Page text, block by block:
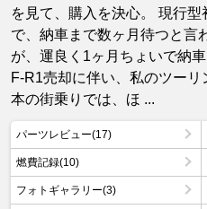
を見て、購入を決心。 現行
で、納車まで数ヶ月待つと言
が、運良く1ヶ月ちょいで納
F-R1売却に伴い、私のツー
本の街乗りでは、ほ ...
パーツレビュー(17)
燃費記録(10)
フォトギャラリー(3)